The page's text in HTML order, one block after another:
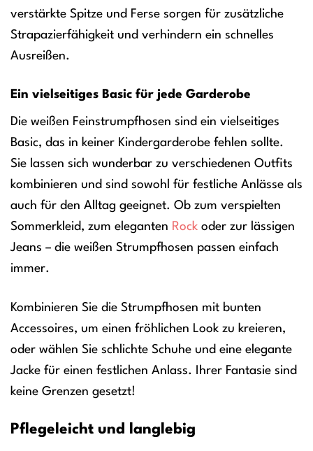
verstärkte Spitze und Ferse sorgen für zusätzliche
Strapazierfähigkeit und verhindern ein schnelles
Ausreißen.
Ein vielseitiges Basic für jede Garderobe
Die weißen Feinstrumpfhosen sind ein vielseitiges
Basic, das in keiner Kindergarderobe fehlen sollte.
Sie lassen sich wunderbar zu verschiedenen Outfits
kombinieren und sind sowohl für festliche Anlässe als
auch für den Alltag geeignet. Ob zum verspielten
Sommerkleid, zum eleganten Rock oder zur lässigen
Jeans – die weißen Strumpfhosen passen einfach
immer.
Kombinieren Sie die Strumpfhosen mit bunten
Accessoires, um einen fröhlichen Look zu kreieren,
oder wählen Sie schlichte Schuhe und eine elegante
Jacke für einen festlichen Anlass. Ihrer Fantasie sind
keine Grenzen gesetzt!
Pflegeleicht und langlebig